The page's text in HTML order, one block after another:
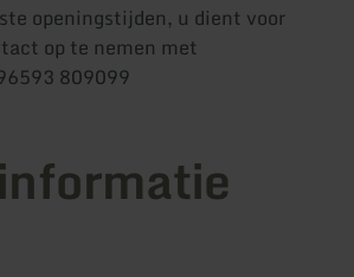
openingstijden, u dient voor
op te nemen met
809099